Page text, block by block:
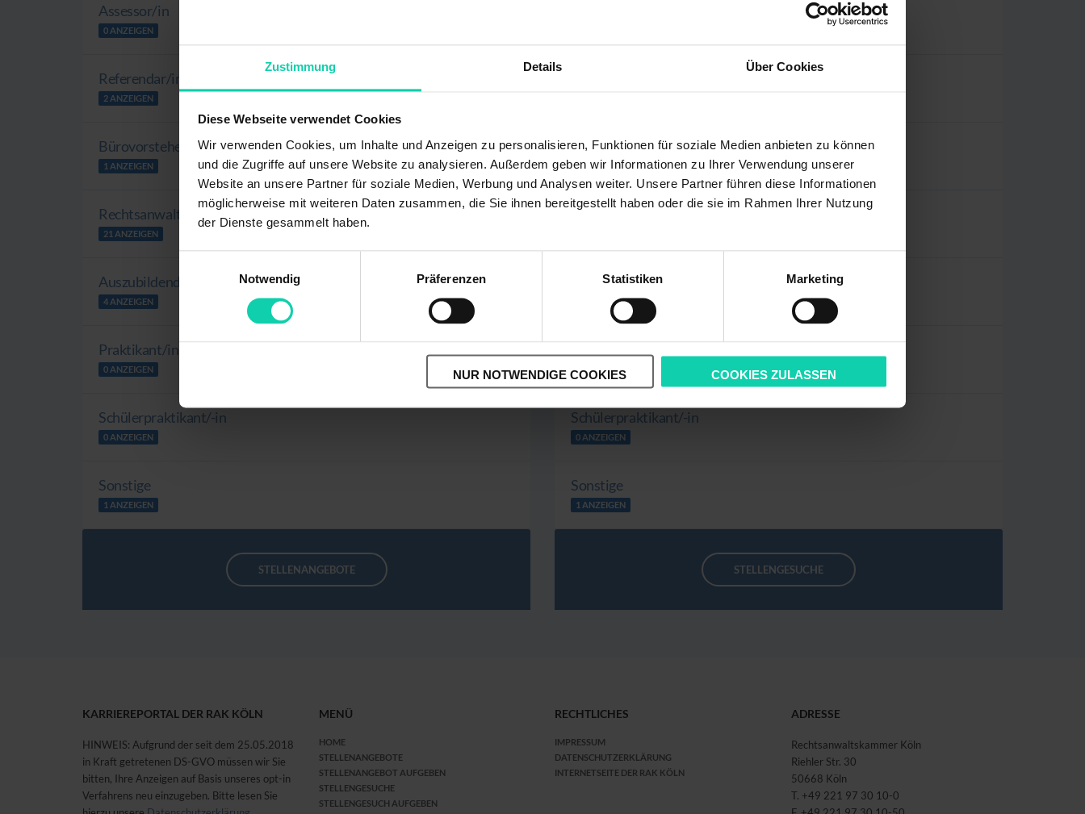
Zustimmung Details Über Cookies
Diese Webseite verwendet Cookies
Wir verwenden Cookies, um Inhalte und Anzeigen zu personalisieren, Funktionen für soziale Medien anbieten zu können
und die Zugriffe auf unsere Website zu analysieren. Außerdem geben wir Informationen zu Ihrer Verwendung unserer
Website an unsere Partner für soziale Medien, Werbung und Analysen weiter. Unsere Partner führen diese Informationen
möglicherweise mit weiteren Daten zusammen, die Sie ihnen bereitgestellt haben oder die sie im Rahmen Ihrer Nutzung
der Dienste gesammelt haben.
Notwendig
Präferenzen Statistiken Marketing
NUR NOTWENDIGE COOKIES COOKIES ZULASSEN
Assessor/in
0 ANZEIGEN
Referendar/in
2 ANZEIGEN
Bürovorsteher/in; Rechtsfachwirt/in
1 ANZEIGEN
Rechtsanwaltsfachangestellte/r
21 ANZEIGEN
Auszubildende/r
4 ANZEIGEN
Praktikant/in
0 ANZEIGEN
Schülerpraktikant/-in
0 ANZEIGEN
Sonstige
1 ANZEIGEN
STELLENANGEBOTE
Bürovorsteher/in; Rechtsfachwirt/in
2 ANZEIGEN
Rechtsanwaltsfachangestellte/r
Auszubildende/r
0 ANZEIGEN
0 ANZEIGEN
Schülerpraktikant/-in
0 ANZEIGEN
Sonstige
1 ANZEIGEN
STELLENGESUCHE
KARRIEREPORTAL DER RAK KÖLN
HINWEIS: Aufgrund der seit dem 25.05.2018
in Kraft getretenen DS-GVO müssen wir Sie
bitten, Ihre Anzeigen auf Basis unseres opt-in
Verfahrens neu einzugeben. Bitte lesen Sie
MENÜ
HOME
STELLENANGEBOTE
STELLENANGEBOT AUFGEBEN
STELLENGESUCHE
STELLENGESUCH AUFGEBEN
RECHTLICHES
IMPRESSUM
DATENSCHUTZERKLÄRUNG
INTERNETSEITE DER RAK KÖLN
ADRESSE
Rechtsanwaltskammer Köln
Riehler Str. 30
50668 Köln
T. +49 221 97 30 10-0